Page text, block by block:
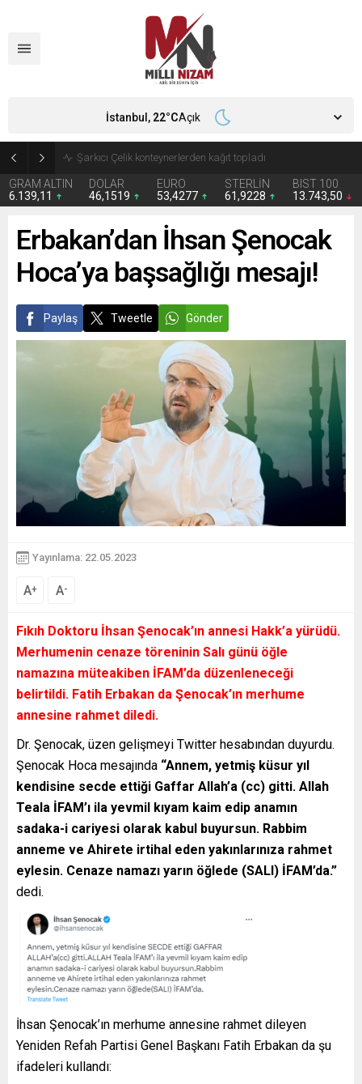
İran 2 ülkeyi birden vurdu
GRAM ALTIN
6.139,11
DOLAR
46,1519
EURO
53,4277
STERLİN
61,9228
BIST 100
13.743,50
İstanbul, 22°CAçık
Erbakan’dan İhsan Şenocak
Hoca’ya başsağlığı mesajı!
Paylaş Tweetle Gönder
Yayınlama: 22.05.2023
A+ A-
Fıkıh Doktoru İhsan Şenocak’ın annesi Hakk’a yürüdü.
Merhumenin cenaze töreninin Salı günü öğle
namazına müteakiben İFAM’da düzenleneceği
belirtildi. Fatih Erbakan da Şenocak’ın merhume
annesine rahmet diledi.
Dr. Şenocak, üzen gelişmeyi Twitter hesabından duyurdu.
Şenocak Hoca mesajında “Annem, yetmiş küsur yıl
kendisine secde ettiği Gaffar Allah’a (cc) gitti. Allah
Teala İFAM’ı ila yevmil kıyam kaim edip anamın
sadaka-i cariyesi olarak kabul buyursun. Rabbim
anneme ve Ahirete irtihal eden yakınlarınıza rahmet
eylesin. Cenaze namazı yarın öğlede (SALI) İFAM’da.”
dedi.
İhsan Şenocak’ın merhume annesine rahmet dileyen
Yeniden Refah Partisi Genel Başkanı Fatih Erbakan da şu
ifadeleri kullandı: